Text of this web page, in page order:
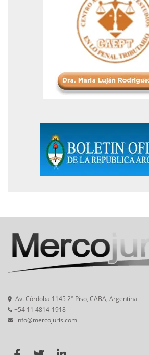
Av. Córdoba 1145 2° Piso, CABA, Argentina
+54 11 4814-1918
info@mercojuris.com